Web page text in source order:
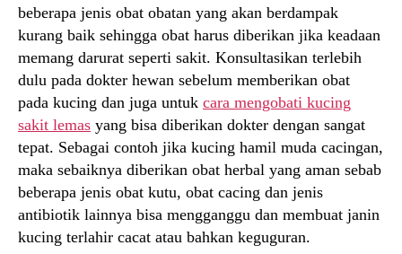
beberapa jenis obat obatan yang akan berdampak
kurang baik sehingga obat harus diberikan jika keadaan
memang darurat seperti sakit. Konsultasikan terlebih
dulu pada dokter hewan sebelum memberikan obat
pada kucing dan juga untuk cara mengobati kucing
sakit lemas yang bisa diberikan dokter dengan sangat
tepat. Sebagai contoh jika kucing hamil muda cacingan,
maka sebaiknya diberikan obat herbal yang aman sebab
beberapa jenis obat kutu, obat cacing dan jenis
antibiotik lainnya bisa mengganggu dan membuat janin
kucing terlahir cacat atau bahkan keguguran.